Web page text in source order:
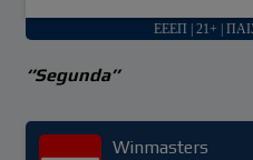
ΕΕΕΠ | 21+ |
‘’Segunda’’
Winmasters